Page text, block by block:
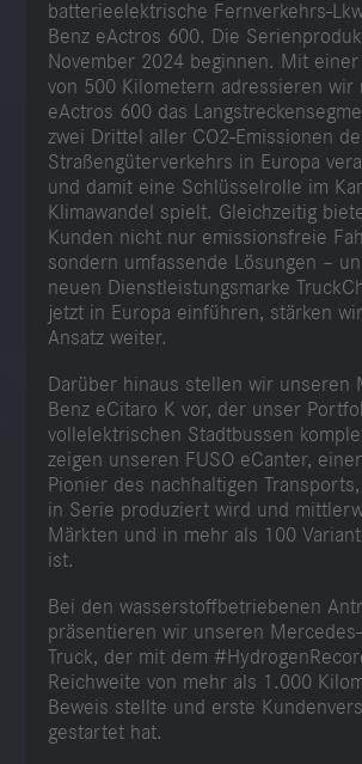
batterieelektrische Fernverkehrs-
Benz eActros 600. Die
November 2024 beginnen. Mit
von 500 Kilometern adressieren wir
eActros 600 das
zwei Drittel aller CO2-Emissionen
Straßengüterverkehrs in Europa
und damit eine Schlüsselrolle im
Klimawandel spielt. Gleichzeitig
Kunden nicht nur emissionsfreie
sondern umfassende Lösungen –
neuen Dienstleistungsmarke
jetzt in Europa einführen, stärken
Ansatz weiter.
Darüber hinaus stellen wir unseren
Benz eCitaro K vor, der unser
vollelektrischen Stadtbussen
zeigen unseren FUSO eCanter,
Pionier des nachhaltigen
in Serie produziert wird und
Märkten und in mehr als 100
ist.
Bei den wasserstoffbetriebenen
präsentieren wir unseren
Truck, der mit dem
Reichweite von mehr als 1.000
Beweis stellte und erste
gestartet hat.